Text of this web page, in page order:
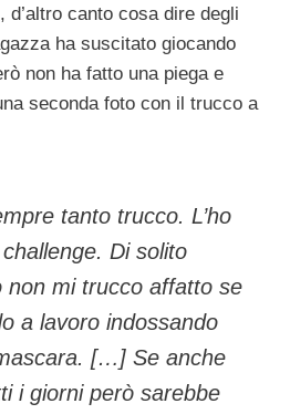
d’altro canto cosa dire degli
ha suscitato giocando
non ha fatto una piega e
seconda foto con il trucco a
tanto trucco. L’ho
Di solito
non mi trucco affatto se
a lavoro indossando
[…] Se anche
i giorni però sarebbe